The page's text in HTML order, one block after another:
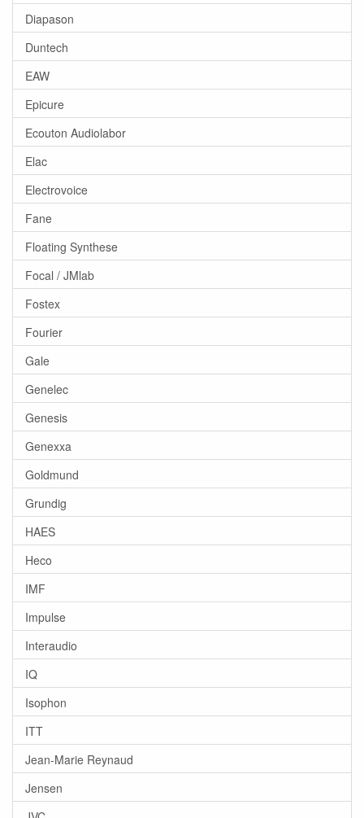
Diapason
Duntech
EAW
Epicure
Ecouton Audiolabor
Elac
Electrovoice
Fane
Floating Synthese
Focal / JMlab
Fostex
Fourier
Gale
Genelec
Genesis
Genexxa
Goldmund
Grundig
HAES
Heco
IMF
Impulse
Interaudio
IQ
Isophon
ITT
Jean-Marie Reynaud
Jensen